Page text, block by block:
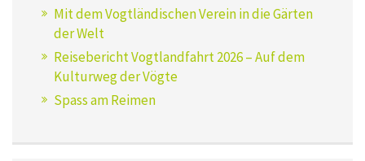
Mit dem Vogtländischen Verein in die Gärten
der Welt
Reisebericht Vogtlandfahrt 2026 – Auf dem
Kulturweg der Vögte
Spass am Reimen